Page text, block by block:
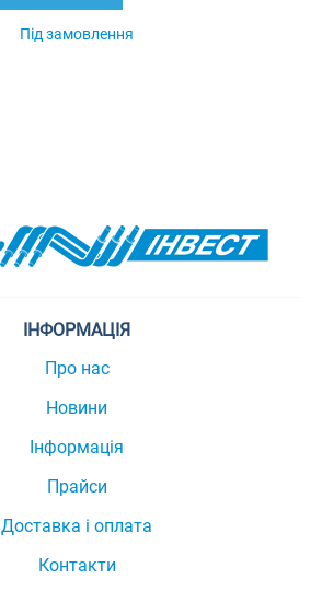
Під замовлення
ІНФОРМАЦІЯ
Про нас
Новини
Інформація
Прайси
Доставка і оплата
Контакти